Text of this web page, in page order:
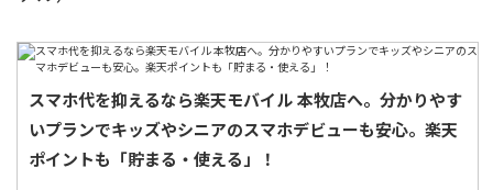
スマホ代を抑えるなら楽天モバイル 本牧店へ。分かりやす
いプランでキッズやシニアのスマホデビューも安心。楽天
ポイントも「貯まる・使える」！